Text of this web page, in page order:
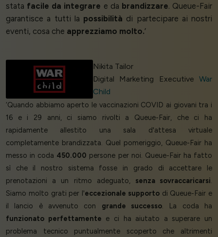
stata facile da integrare e da brandizzare. Queue-Fair
garantisce a tutti la possibilità di partecipare ai nostri
eventi, cosa che apprezziamo molto.’
Nikita Tailor
Digital Marketing Executive War
Child
‘Quando abbiamo aperto le vaccinazioni COVID ai giovani tra i
16 e i 29 anni, ci siamo rivolti a Queue-Fair, che ci ha
rapidamente allestito una sala d'attesa virtuale
completamente brandizzata. Quel pomeriggio, Queue-Fair ha
messo in coda 450.000 persone per noi. Queue-Fair ha fatto
sì che il nostro sistema fosse in grado di accettare le
prenotazioni a un ritmo adeguato, senza sovraccaricarsi.
Siamo molto grati per l'eccezionale supportodi Queue-Fair e
il lancio è avvenuto con grande successo. La coda ha
funzionato perfettamente e ci ha aiutato a superare un
problema tecnico puntualmente scoperto che altrimenti